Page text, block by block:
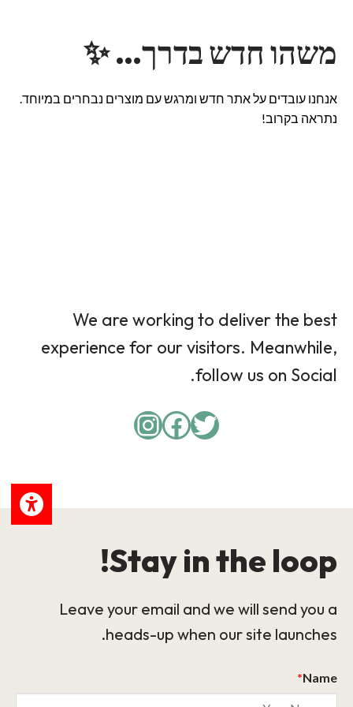
משהו חדש בדרך… ✨
אנחנו עובדים על אתר חדש ומרגש עם מוצרים נבחרים במיוחד.
נתראה בקרוב!
We are working to deliver the best
experience for our visitors. Meanwhile,
follow us on Social.
Twitter
Facebook
Instagram
Stay in the loop!
Leave your email and we will send you a
heads-up when our site launches.
Name
*